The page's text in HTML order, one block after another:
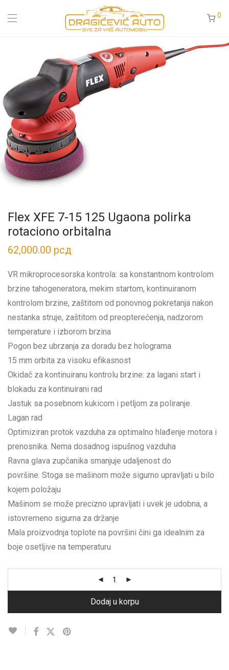
0
Flex XFE 7-15 125 Ugaona polirka
rotaciono orbitalna
62,000.00 рсд
VR mikroprocesorska kontrola: sa konstantnom kontrolom
brzine tahogeneratora, mekim startom, kontinuiranom
kontrolom brzine, zaštitom od ponovnog pokretanja nakon
nestanka struje, zaštitom od preopterećenja, nadzorom
temperature i izborom brzina
Pogon bez ubrzanja za doradu bez holograma
15 mm orbita za visoku efikasnost
Okidač za kontinuiranu kontrolu brzine: za lagani start i
blokadu za kontinuirani rad
Jastuk sa posebnom kukicom i petljom za poliranje.
Lagan rad
Optimiziran protok vazduha za optimalno hlađenje motora i
prenosnika. Nema dosadnog ispušnog vazduha
Ravna glava zupčanika smanjuje udaljenost do
površine. Stoga se mašinom može sigurno upravljati u bilo
kojem položaju
Mašinom se može precizno upravljati i uvek je udobna, a
istovremeno sigurna za držanje
Mala proizvodnja toplote na površini čini ga idealnim za
boje osetljive na temperaturu
Dodaj u korpu